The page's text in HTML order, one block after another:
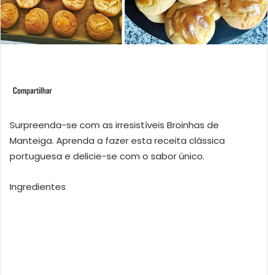
Surpreenda-se com as irresistíveis Broinhas de
Manteiga. Aprenda a fazer esta receita clássica
portuguesa e delicie-se com o sabor único.
Ingredientes